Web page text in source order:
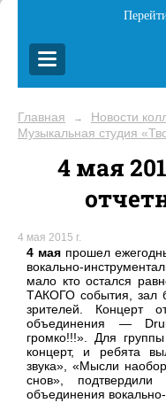
Главная → Новости
Музыкальная студия
4 мая
4 мая 2015 г.
4 маяпрошел
вокально-
мало кто остался
ТАКОГО события, зал
зрителей. Концерт
объединения —
громко!!!». Для
концерт, и ребята
звука», «Мысли
снов»,
объединения